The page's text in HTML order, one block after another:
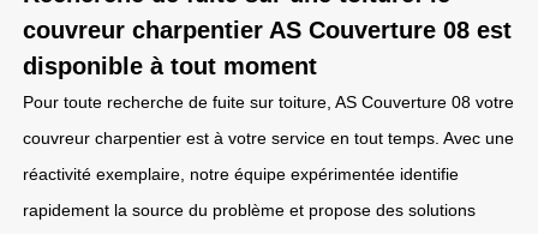
couvreur charpentier AS Couverture 08 est
disponible à tout moment
Pour toute recherche de fuite sur toiture, AS Couverture 08 votre
couvreur charpentier est à votre service en tout temps. Avec une
réactivité exemplaire, notre équipe expérimentée identifie
rapidement la source du problème et propose des solutions